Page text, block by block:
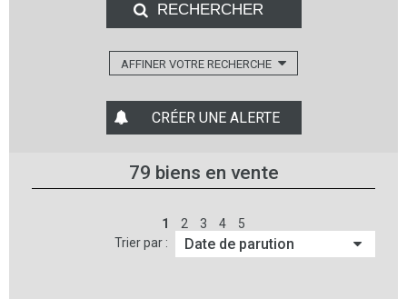
AFFINER VOTRE RECHERCHE
CRÉER UNE ALERTE
79 biens en vente
1 2 3 4
5
Trier par :